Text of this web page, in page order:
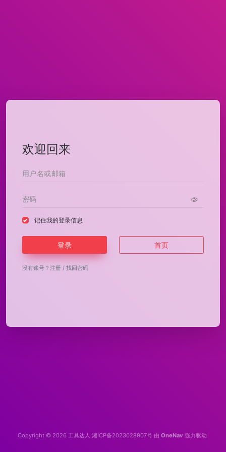
欢迎回来
记住我的登录信息
登录 首页
没有账号？ 注册 / 找回密码
Copyright © 2026 工具达人 湘ICP备2023028907号 由 OneNav 强力驱动